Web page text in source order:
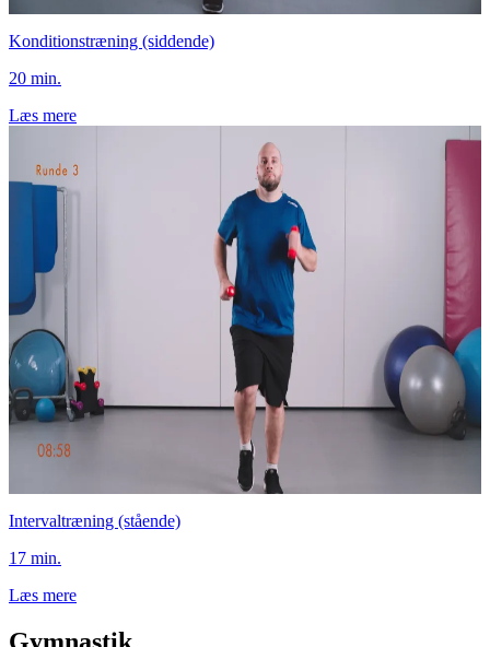
Konditionstræning (siddende)
20 min.
Læs mere
Intervaltræning (stående)
17 min.
Læs mere